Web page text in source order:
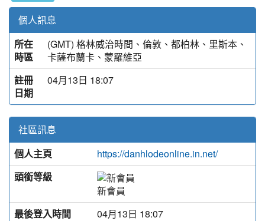
個人訊息
所在
時區
(GMT) 格林威治時間、倫敦、都柏林、里斯本、
卡薩布蘭卡、蒙羅維亞
註冊
日期
04月13日 18:07
社區訊息
個人主頁
https://danhlodeonline.in.net/
頭銜等級
新會員
最後登入時間
04月13日 18:07